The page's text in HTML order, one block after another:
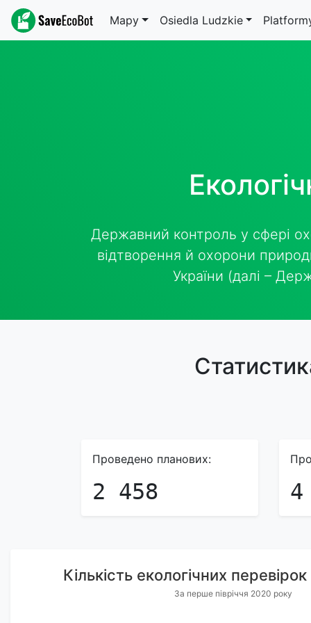
Mapy Osiedla Ludzkie
Державний контроль у сфері
відтворення й охорони
України (далі –
Проведено планових:
2 458 4
Кількість екологічних
За перше півріччя 2020 року